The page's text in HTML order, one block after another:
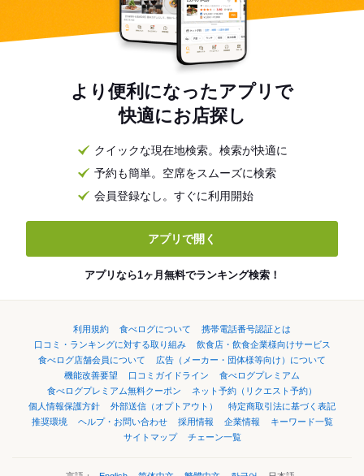
より便利になったアプリで
快適にお店探し
クイックな現在地検索。検索が快適に
予約も簡単。空席をスムーズに検索
会員登録なし。すぐに利用開始
アプリで開く
アプリなら1ヶ月無料でランキング検索！
利用規約 食べログについて
携帯電話番号認証とは
口コミ・ランキングに対する取り組み
飲食店・飲食企業様向けサービス
食べログ店舗会員について
広告（メーカー・団体様等向け）について
機能改善要望
口コミガイドライン
食べログプレミアム
食べログプレミアム無料クーポン
ネット予約（リクエスト予約）
個人情報保護方針
外部送信（オプトアウト）
特定商取引法に基づく表記
推奨環境
ヘルプ・お問い合わせ 採用情報 企業情報
キーワード一覧
サイトマップ
チェーン一覧